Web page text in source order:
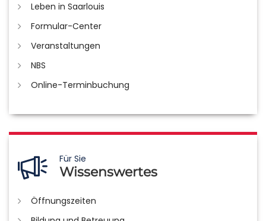
Leben in Saarlouis
Formular-Center
Veranstaltungen
NBS
Online-Terminbuchung
Für Sie
Wissenswertes
Öffnungszeiten